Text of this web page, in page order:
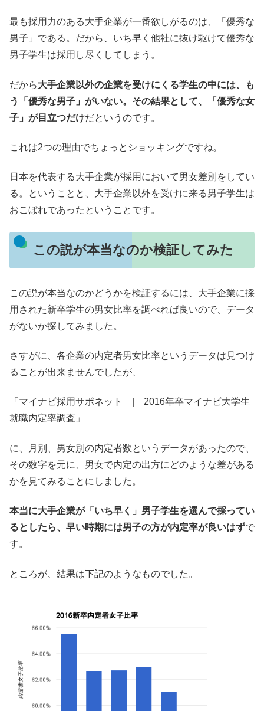
最も採用力のある大手企業が一番欲しがるのは、「優秀な
男子」である。だから、いち早く他社に抜け駆けて優秀な
男子学生は採用し尽くしてしまう。
だから大手企業以外の企業を受けにくる学生の中には、も
う「優秀な男子」がいない。その結果として、「優秀な女
子」が目立つだけだというのです。
これは2つの理由でちょっとショッキングですね。
日本を代表する大手企業が採用において男女差別をしてい
る。ということと、大手企業以外を受けに来る男子学生は
おこぼれであったということです。
この説が本当なのか検証してみた
この説が本当なのかどうかを検証するには、大手企業に採
用された新卒学生の男女比率を調べれば良いので、データ
がないか探してみました。
さすがに、各企業の内定者男女比率というデータは見つけ
ることが出来ませんでしたが、
「マイナビ採用サポネット | 2016年卒マイナビ大学生
就職内定率調査」
に、月別、男女別の内定者数というデータがあったので、
その数字を元に、男女で内定の出方にどのような差がある
かを見てみることにしました。
本当に大手企業が「いち早く」男子学生を選んで採ってい
るとしたら、早い時期には男子の方が内定率が良いはずで
す。
ところが、結果は下記のようなものでした。